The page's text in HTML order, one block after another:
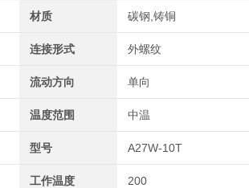
材质 碳钢,铸铜
连接形式 外螺纹
流动方向 单向
温度范围 中温
型号 A27W-10T
工作温度 200